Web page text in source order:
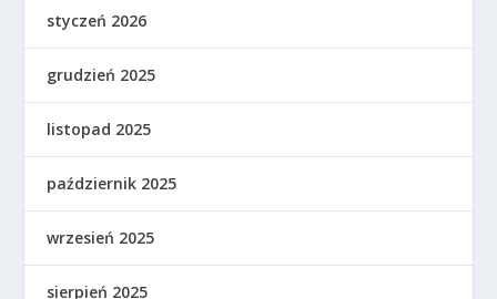
styczeń 2026
grudzień 2025
listopad 2025
październik 2025
wrzesień 2025
sierpień 2025